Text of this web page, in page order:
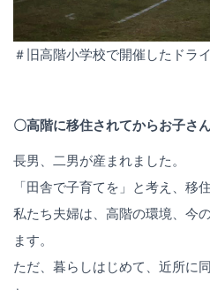
＃旧高階小学校で開催したドラ
〇高階に移住されてからお子さ
長男、二男が産まれました。
「田舎で子育てを」と考え、移
私たち夫婦は、高階の環境、今
ます。
ただ、暮らしはじめて、近所に